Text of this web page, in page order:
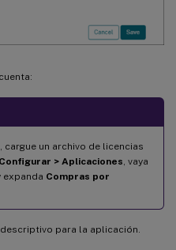
cargue un archivo de licencias
Configurar > Aplicaciones, vaya
expanda Compras por
para la aplicación.